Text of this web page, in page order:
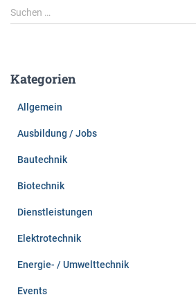
S
u
n
Suchen …
Kategorien
Allgemein
Ausbildung / Jobs
Bautechnik
Biotechnik
Dienstleistungen
Elektrotechnik
Energie- / Umwelttechnik
Events